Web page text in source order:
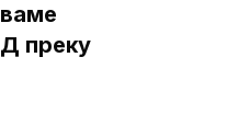
преку